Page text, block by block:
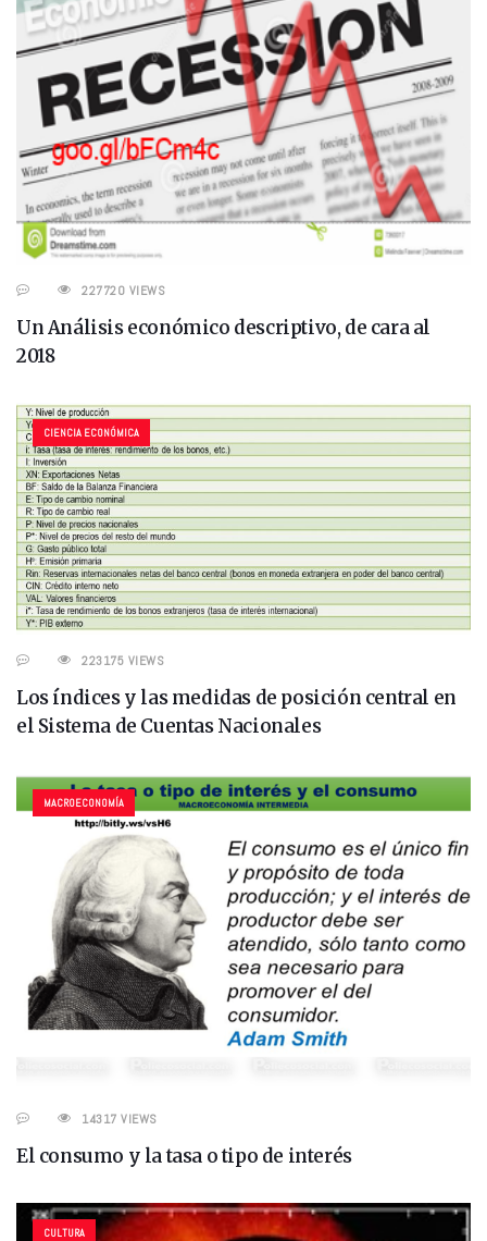
227720 VIEWS
Un Análisis económico descriptivo, de cara al
2018
CIENCIA ECONÓMICA
223175 VIEWS
Los índices y las medidas de posición central en
el Sistema de Cuentas Nacionales
MACROECONOMÍA
14317 VIEWS
El consumo y la tasa o tipo de interés
CULTURA